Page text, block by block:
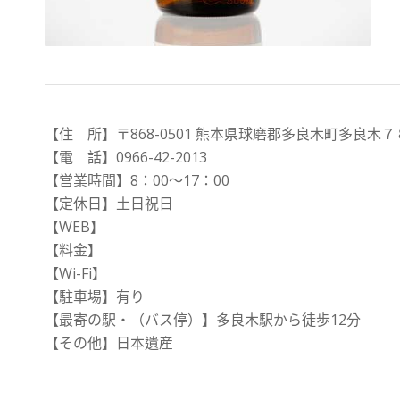
【住 所】〒868-0501 熊本県球磨郡多良木町多良木７
【電 話】0966-42-2013
【営業時間】8：00～17：00
【定休日】土日祝日
【WEB】
【料金】
【Wi-Fi】
【駐車場】有り
【最寄の駅・（バス停）】多良木駅から徒歩12分
【その他】日本遺産